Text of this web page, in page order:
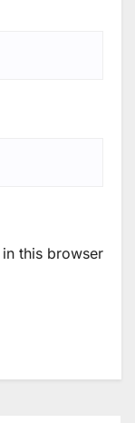
this browser